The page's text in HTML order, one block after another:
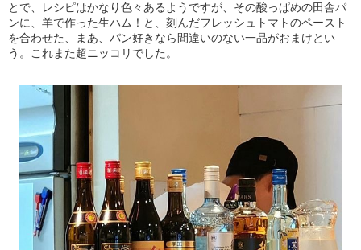
とで、レシピはかなり色々あるようですが、その酸っぱめの田舎パ
ンに、羊で作った生ハム！と、刻んだフレッシュトマトのペースト
を合わせた、まあ、パン好きなら間違いのない一品がおまけとい
う。これまた超ニッコリでした。